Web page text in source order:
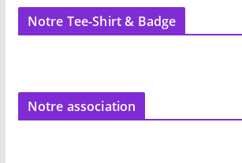
Notre Tee-Shirt & Badge
Notre association